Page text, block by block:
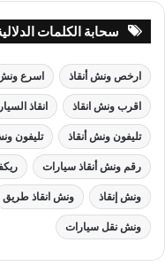
سحابة الكلمات
ارخص ونش أنقاذ اسرع ونش
اقرب ونش انقاذ انقاذ
تليفون ونش أنقاذ تليفون
رقم ونش أنقاذ سيارات
ونش إنقاذ ونش انقاذ طريق
ونش نقل سيارات